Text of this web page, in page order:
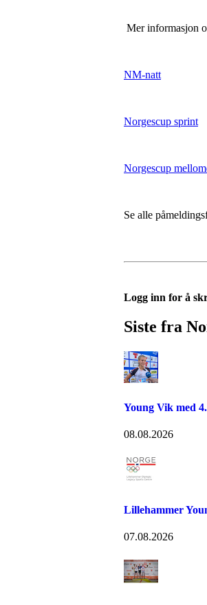
Mer informasjon
NM-natt
Norgescup sprint
Norgescup
Se alle
Logg inn for å
Siste fra
Young Vik med
08.08.2026
Lillehammer
07.08.2026